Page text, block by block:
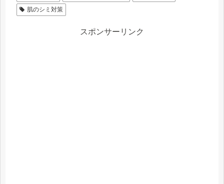
肌のシミ対策
スポンサーリンク